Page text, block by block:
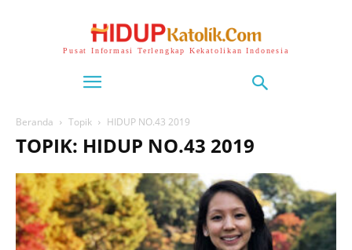
Pusat Informasi Terlengkap Kekatolikan Indonesia
Beranda Topik HIDUP NO.43 2019
TOPIK: HIDUP NO.43 2019